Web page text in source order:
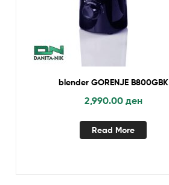
blender GORENJE B800GBK
2,990.00 ден
Read More